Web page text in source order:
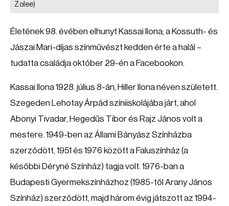
Zolee)
Életének 98. évében elhunyt Kassai Ilona; a Kossuth- és
Jászai Mari-díjas színművészt kedden érte a halál –
tudatta családja október 29-én a Facebookon.
Kassai Ilona 1928. július 8-án, Hiller Ilona néven született.
Szegeden Lehotay Árpád színiiskolájába járt, ahol
Abonyi Tivadar, Hegedűs Tibor és Rajz János volt a
mestere. 1949-ben az Állami Bányász Színházba
szerződött, 1951 és 1976 között a Faluszínház (a
későbbi Déryné Színház) tagja volt. 1976-ban a
Budapesti Gyermekszínházhoz (1985-től Arany János
Színház) szerződött, majd három évig játszott az 1994-